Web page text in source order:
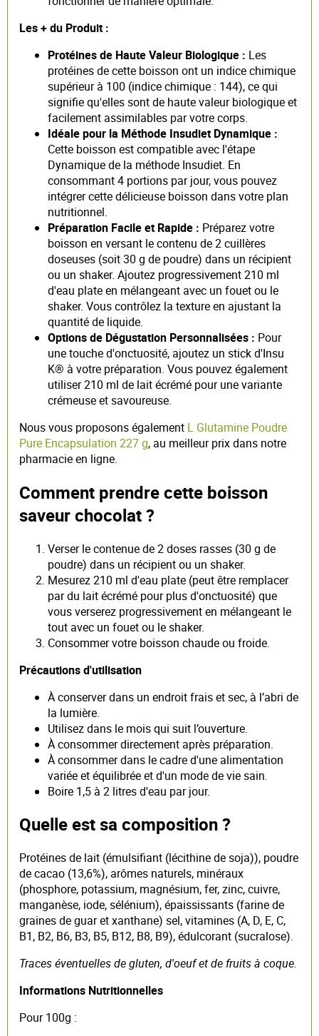
Les + du Produit :
Protéines de Haute Valeur Biologique : Les
protéines de cette boisson ont un indice chimique
supérieur à 100 (indice chimique : 144), ce qui
signifie qu'elles sont de haute valeur biologique et
facilement assimilables par votre corps.
Idéale pour la Méthode Insudiet Dynamique :
Cette boisson est compatible avec l'étape
Dynamique de la méthode Insudiet. En
consommant 4 portions par jour, vous pouvez
intégrer cette délicieuse boisson dans votre plan
nutritionnel.
Préparation Facile et Rapide : Préparez votre
boisson en versant le contenu de 2 cuillères
doseuses (soit 30 g de poudre) dans un récipient
ou un shaker. Ajoutez progressivement 210 ml
d'eau plate en mélangeant avec un fouet ou le
shaker. Vous contrôlez la texture en ajustant la
quantité de liquide.
Options de Dégustation Personnalisées : Pour
une touche d'onctuosité, ajoutez un stick d'Insu
K® à votre préparation. Vous pouvez également
utiliser 210 ml de lait écrémé pour une variante
crémeuse et savoureuse.
Nous vous proposons également L Glutamine Poudre
Pure Encapsulation 227 g, au meilleur prix dans notre
pharmacie en ligne.
Comment prendre cette boisson
saveur chocolat ?
Verser le contenue de 2 doses rasses (30 g de
poudre) dans un récipient ou un shaker.
Mesurez 210 ml d'eau plate (peut être remplacer
par du lait écrémé pour plus d'onctuosité) que
vous verserez progressivement en mélangeant le
tout avec un fouet ou le shaker.
Consommer votre boisson chaude ou froide.
Précautions d'utilisation
À conserver dans un endroit frais et sec, à l’abri de
la lumière.
Utilisez dans le mois qui suit l’ouverture.
À consommer directement après préparation.
À consommer dans le cadre d'une alimentation
variée et équilibrée et d'un mode de vie sain.
Boire 1,5 à 2 litres d'eau par jour.
Quelle est sa composition ?
Protéines de lait (émulsifiant (lécithine de soja)), poudre
de cacao (13,6%), arômes naturels, minéraux
(phosphore, potassium, magnésium, fer, zinc, cuivre,
manganèse, iode, sélénium), épaississants (farine de
graines de guar et xanthane) sel, vitamines (A, D, E, C,
B1, B2, B6, B3, B5, B12, B8, B9), édulcorant (sucralose).
Traces éventuelles de gluten, d'oeuf et de fruits à coque.
Informations Nutritionnelles
Pour 100g :